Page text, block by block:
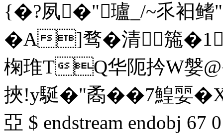
{�?夙�"瓐_/~乑衵鳍
�A]骛�清箷�1
椈琟TQ华阨扲W媻
挾!y駳�"矞��7鰉婯
亞 $ endstream endobj